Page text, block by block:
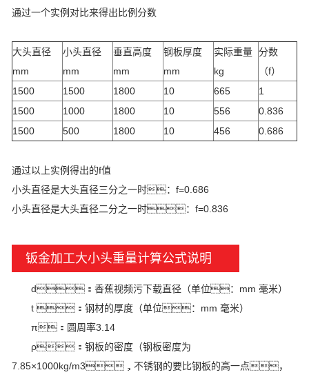
通过一个实例对比来得出比例分数
大头直径
mm
小头直径
mm
垂直高度
mm
钢板厚度
mm
实际重量
kg
分数
（f）
1500
1500 1800 10 665
1
1500
1000 1800 10 556
0.836
1500
500 1800 10 456 0.686
通过以上实例得出的f值
小头直径是大头直径三分之一时：f=0.686
小头直径是大头直径二分之一时：f=0.836
钣金加工大小头重量计算公式说明
d：香蕉视频污下载直径（单位：mm 毫米）
t ：钢材的厚度（单位：mm 毫米）
π：圆周率3.14
ρ：钢板的密度（钢板密度为
7.85×1000kg/m3，不锈钢的要比钢板的高一点，